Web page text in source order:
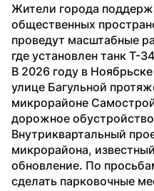
Жители города
общественных
проведут масштабные
где установлен танк Т-
В 2026 году в
улице Багульной
микрорайоне
дорожное
Внутриквартальный
микрорайона,
обновление. По
сделать парковочные